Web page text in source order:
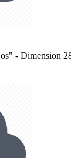
- Dimension